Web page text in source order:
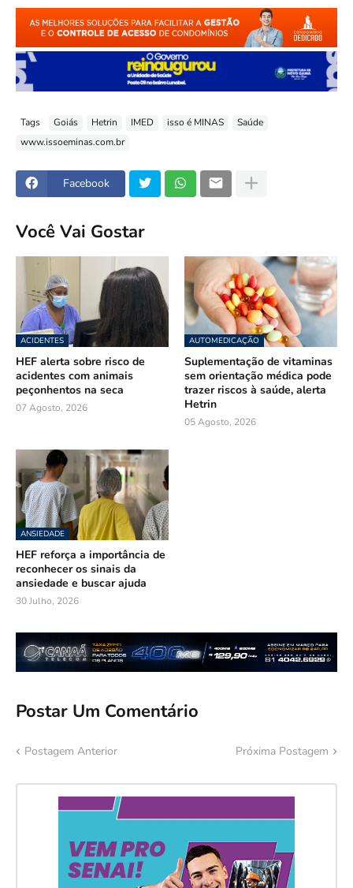
Tags Goiás Hetrin IMED isso é MINAS
Saúde
www.issoeminas.com.br
Facebook
Você Vai Gostar
ACIDENTES
HEF alerta sobre risco de
acidentes com animais
peçonhentos na seca
07 Agosto, 2026
AUTOMEDICAÇÃO
Suplementação de vitaminas
sem orientação médica pode
trazer riscos à saúde, alerta
Hetrin
05 Agosto, 2026
ANSIEDADE
HEF reforça a importância de
reconhecer os sinais da
ansiedade e buscar ajuda
30 Julho, 2026
Postar Um Comentário
Postagem Anterior Próxima Postagem